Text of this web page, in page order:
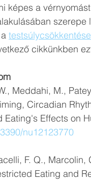
képes a
szerepe
cikkünkben
Meddahi, M.,
nu12123770
F. Q.,